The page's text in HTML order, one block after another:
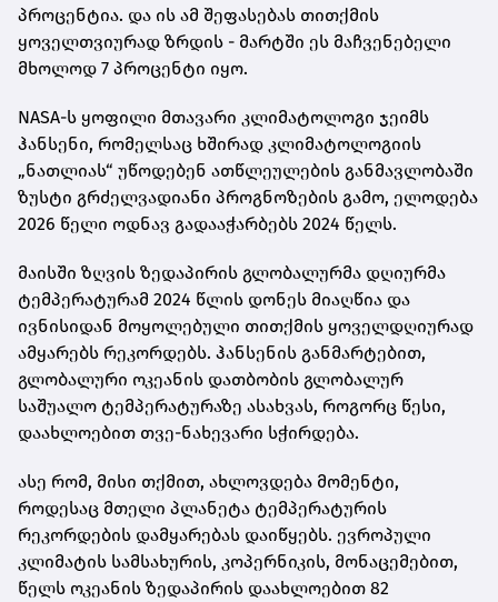
პროცენტია. და ის ამ შეფასებას თითქმის
ყოველთვიურად ზრდის - მარტში ეს მაჩვენებელი
მხოლოდ 7 პროცენტი იყო.
NASA-ს ყოფილი მთავარი კლიმატოლოგი ჯეიმს
ჰანსენი, რომელსაც ხშირად კლიმატოლოგიის
„ნათლიას“ უწოდებენ ათწლეულების განმავლობაში
ზუსტი გრძელვადიანი პროგნოზების გამო, ელოდება
2026 წელი ოდნავ გადააჭარბებს 2024 წელს.
მაისში ზღვის ზედაპირის გლობალურმა დღიურმა
ტემპერატურამ 2024 წლის დონეს მიაღწია და
ივნისიდან მოყოლებული თითქმის ყოველდღიურად
ამყარებს რეკორდებს. ჰანსენის განმარტებით,
გლობალური ოკეანის დათბობის გლობალურ
საშუალო ტემპერატურაზე ასახვას, როგორც წესი,
დაახლოებით თვე-ნახევარი სჭირდება.
ასე რომ, მისი თქმით, ახლოვდება მომენტი,
როდესაც მთელი პლანეტა ტემპერატურის
რეკორდების დამყარებას დაიწყებს. ევროპული
კლიმატის სამსახურის, კოპერნიკის, მონაცემებით,
წელს ოკეანის ზედაპირის დაახლოებით 82